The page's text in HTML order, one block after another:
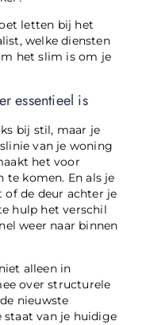
letten bij het
welke diensten
het slim is om je
essentieel is
bij stil, maar je
van je woning
het voor
te komen. En als je
of de deur achter je
hulp het verschil
weer naar binnen
alleen in
over structurele
nieuwste
staat van je huidige